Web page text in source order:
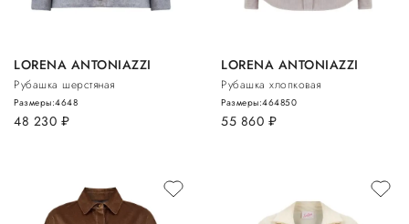
LORENA ANTONIAZZI
Рубашка шерстяная
48 230 руб.
Размеры:4648
LORENA ANTONIAZZI
Рубашка хлопковая
55 860 руб.
Размеры:464850